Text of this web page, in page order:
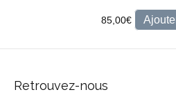
85,00€
Retrouvez-nous